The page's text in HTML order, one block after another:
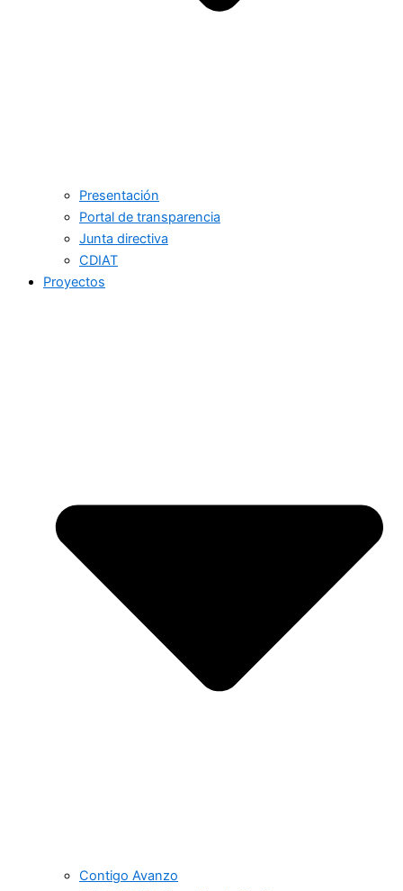
Presentación
Portal de transparencia
Junta directiva
CDIAT
Proyectos
Contigo Avanzo